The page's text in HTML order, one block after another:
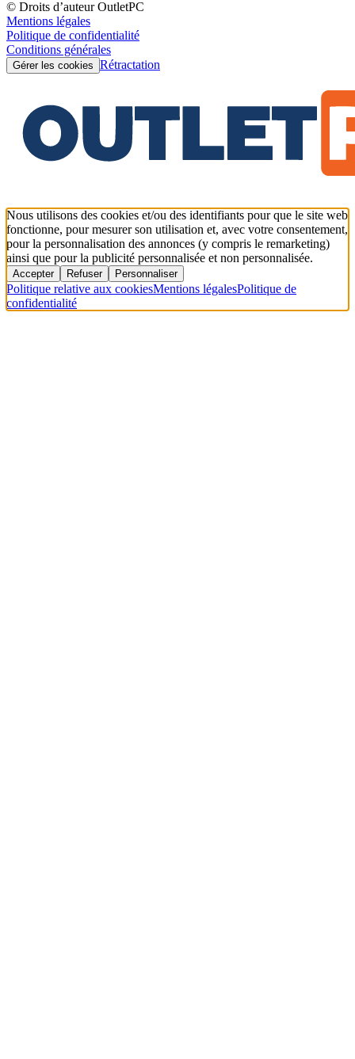
© Droits d’auteur OutletPC
Mentions légales
Politique de confidentialité
Conditions générales
Gérer les cookies Rétractation
Nous utilisons des cookies et/ou des identifiants pour que le site web
fonctionne, pour mesurer son utilisation et, avec votre consentement,
pour la personnalisation des annonces (y compris le remarketing)
ainsi que pour la publicité personnalisée et non personnalisée.
Accepter Refuser Personnaliser
Politique relative aux cookiesMentions légalesPolitique de
confidentialité